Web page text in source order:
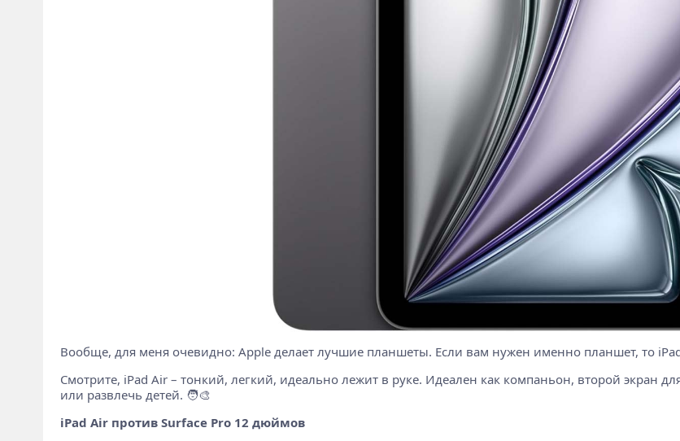
Вообще, для меня очевидно: Apple делает лучшие планшеты. Если вам нужен именно планшет, то
Смотрите, iPad Air – тонкий, легкий, идеально лежит в руке. Идеален как компаньон, второй экран
или развлечь детей. 🧑‍🎨
iPad Air против Surface Pro 12 дюймов